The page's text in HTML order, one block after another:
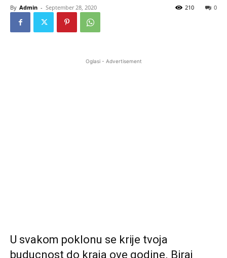
By Admin - September 28, 2020 0
210
Oglasi - Advertisement
U svakom poklonu se krije tvoja
buducnost do kraja ove godine. Biraj